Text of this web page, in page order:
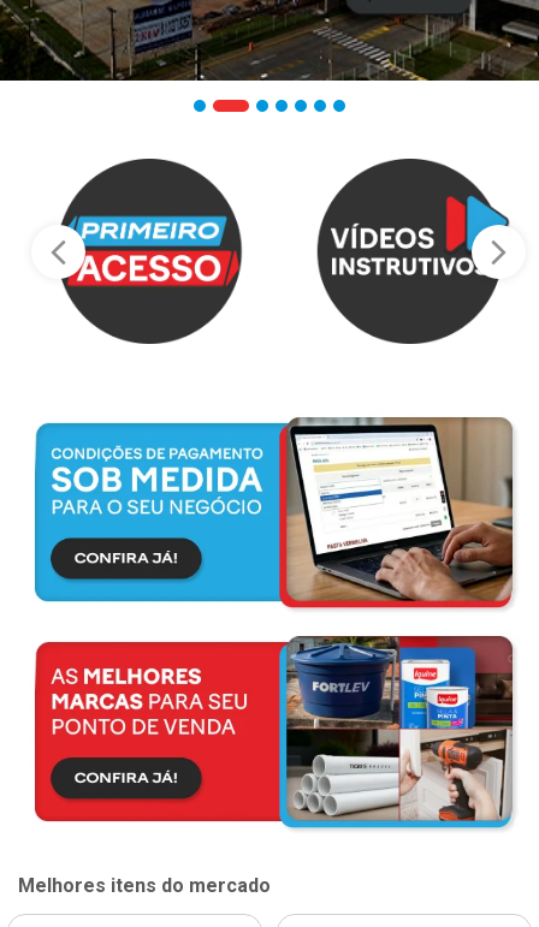
Melhores itens do mercado